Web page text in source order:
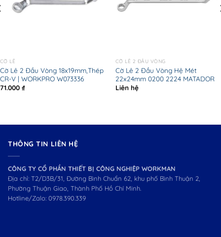
CỜ LÊ
Cờ Lê 2 Đầu Vòng 18x19mm,Thép
CR-V | WORKPRO W073336
71.000 ₫
CỜ LÊ 2 ĐẦU VÒNG
Cờ Lê 2 Đầu Vòng Hệ Mét
22x24mm 0200 2224 MATADOR
Liên hệ
THÔNG TIN LIÊN HỆ
CÔNG TY CỔ PHẦN THIẾT BỊ CÔNG NGHIỆP WORKMAN
Địa chỉ: T2/D3B/31, Đường Bình Chuẩn 62, khu phố Bình Thuận 2,
Phường Thuận Giao, Thành Phố Hồ Chí Minh.
Hotline/Zalo: 0978.390.339